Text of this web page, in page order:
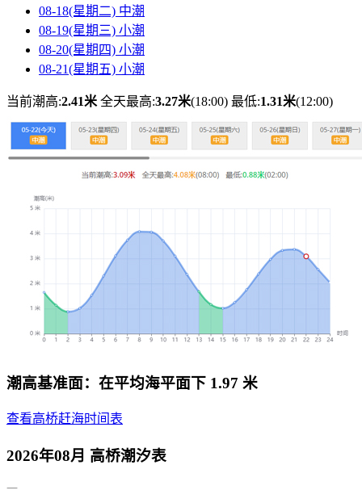
08-18(星期二) 中潮
08-19(星期三) 小潮
08-20(星期四) 小潮
08-21(星期五) 小潮
当前潮高:2.41米 全天最高:3.27米(18:00) 最低:1.31米(12:00)
潮高基准面：在平均海平面下 1.97 米
查看高桥赶海时间表
2026年08月 高桥潮汐表